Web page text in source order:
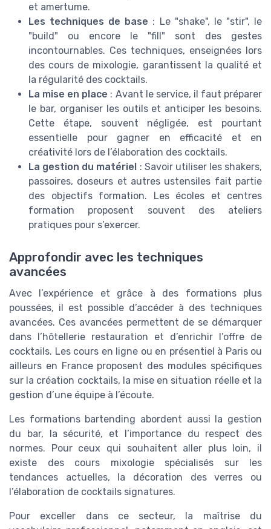
et amertume.
Les techniques de base : Le "shake", le "stir", le
"build" ou encore le "fill" sont des gestes
incontournables. Ces techniques, enseignées lors
des cours de mixologie, garantissent la qualité et
la régularité des cocktails.
La mise en place : Avant le service, il faut préparer
le bar, organiser les outils et anticiper les besoins.
Cette étape, souvent négligée, est pourtant
essentielle pour gagner en efficacité et en
créativité lors de l’élaboration des cocktails.
La gestion du matériel : Savoir utiliser les shakers,
passoires, doseurs et autres ustensiles fait partie
des objectifs formation. Les écoles et centres
formation proposent souvent des ateliers
pratiques pour s’exercer.
Approfondir avec les techniques
avancées
Avec l’expérience et grâce à des formations plus
poussées, il est possible d’accéder à des techniques
avancées. Ces avancées permettent de se démarquer
dans l’hôtellerie restauration et d’enrichir l’offre de
cocktails. Les cours en ligne ou en présentiel à Paris ou
ailleurs en France proposent des modules spécifiques
sur la création cocktails, la mise en situation réelle et la
gestion d’une équipe à l’écoute.
Les formations bartending abordent aussi la gestion
du bar, la sécurité, et l’importance du respect des
normes. Pour ceux qui souhaitent aller plus loin, il
existe des cours mixologie spécialisés sur les
tendances actuelles, la décoration des verres ou
l’élaboration de cocktails signatures.
Pour exceller dans ce secteur, la maîtrise du